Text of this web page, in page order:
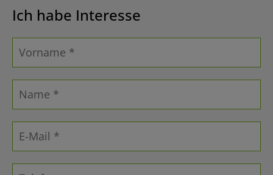
Ich habe Interesse